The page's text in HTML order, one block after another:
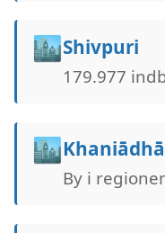
🏙️Shivpuri
179.977
🏙️
By i